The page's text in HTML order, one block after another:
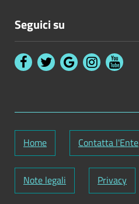
Seguici su
Home Contatta l'Ente
Note legali Privacy